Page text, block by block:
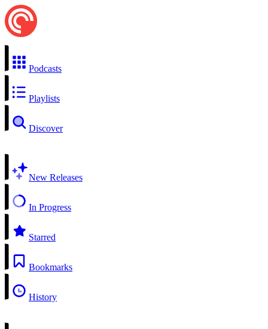
Podcasts
Playlists
Discover
New Releases
In Progress
Starred
Bookmarks
History